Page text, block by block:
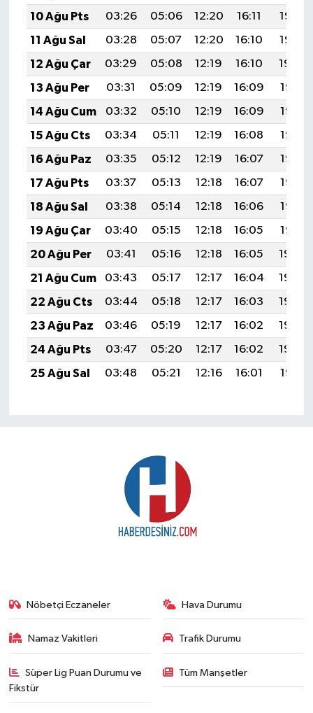
10 Ağu Pts
03:26 05:06 12:20 16:11
19:23
11 Ağu Sal
03:28 05:07 12:20 16:10
19:22
12 Ağu Çar
03:29 05:08 12:19 16:10
19:20
13 Ağu Per
03:31 05:09 12:19 16:09
19:19
14 Ağu Cum
03:32 05:10 12:19 16:09
19:18
15 Ağu Cts
03:34 05:11 12:19 16:08
19:16
16 Ağu Paz
03:35 05:12 12:19 16:07
19:15
17 Ağu Pts
03:37 05:13 12:18 16:07
19:13
18 Ağu Sal
03:38 05:14 12:18 16:06
19:12
19 Ağu Çar
03:40 05:15 12:18 16:05
19:10
20 Ağu Per
03:41 05:16 12:18 16:05
19:09
21 Ağu Cum
03:43 05:17 12:17 16:04
19:08
22 Ağu Cts
03:44 05:18 12:17 16:03
19:06
23 Ağu Paz
03:46 05:19 12:17 16:02
19:05
24 Ağu Pts
03:47 05:20 12:17 16:02
19:03
25 Ağu Sal
03:48 05:21 12:16 16:01 19:01
Nöbetçi Eczaneler Hava Durumu
Namaz Vakitleri Trafik Durumu
Süper Lig Puan Durumu ve
Fikstür
Tüm Manşetler